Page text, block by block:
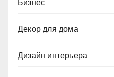
Бизнес
Декор для дома
Дизайн интерьера